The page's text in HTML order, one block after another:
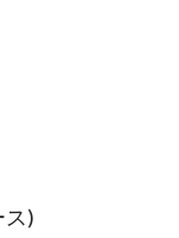
ス)